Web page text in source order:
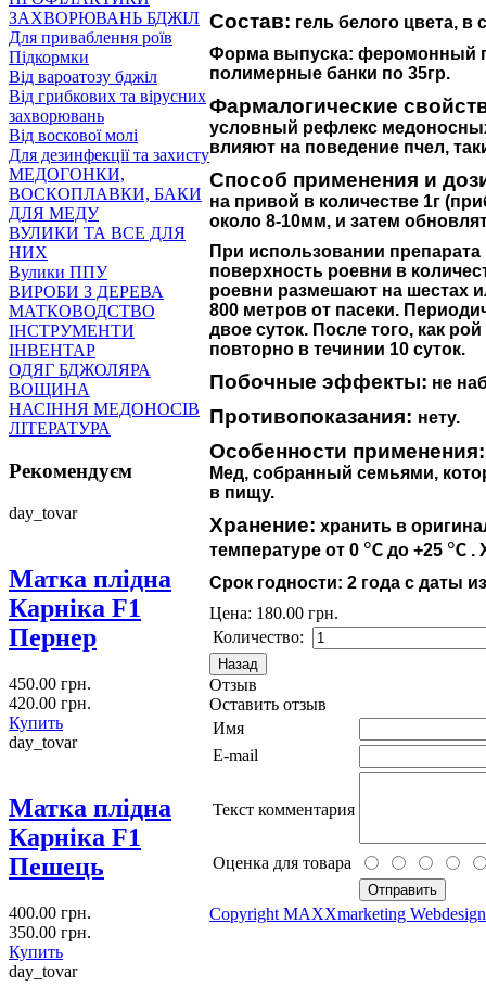
ЗАХВОРЮВАНЬ БДЖІЛ
Для приваблення роїв
Підкормки
Від вароатозу бджіл
Від грибкових та вірусних
захворювань
Від воскової молі
Для дезинфекції та захисту
МЕДОГОНКИ,
ВОСКОПЛАВКИ, БАКИ
ДЛЯ МЕДУ
ВУЛИКИ ТА ВСЕ ДЛЯ
НИХ
Вулики ППУ
ВИРОБИ З ДЕРЕВА
МАТКОВОДСТВО
ІНСТРУМЕНТИ
ІНВЕНТАР
ОДЯГ БДЖОЛЯРА
ВОЩИНА
НАСІННЯ МЕДОНОСІВ
ЛІТЕРАТУРА
Рекомендуєм
day_tovar
Матка плідна
Карніка F1
Пернер
450.00 грн.
420.00 грн.
Купить
day_tovar
Матка плідна
Карніка F1
Пешець
400.00 грн.
350.00 грн.
Купить
day_tovar
Состав: гель белого цвета, в
Форма выпуска: феромонный
полимерные банки по 35гр.
Фармалогические
условный рефлекс
влияют на поведение пчел,
Способ применения и
на привой в количестве 1г
около 8-10мм, и затем
При использовании
поверхность роевни в
роевни размешают на шестах
800 метров от пасеки.
двое суток. После того, как
повторно в течинии 10 суток.
Побочные эффекты: не
Противопоказания: нету.
Особенности применения:
Мед, собранный семьями,
в пищу.
Хранение: хранить в
температуре от 0 °С до +25 °С .
Срок годности: 2 года с даты
Цена: 180.00 грн.
Количество:
Отзыв
Оставить отзыв
Имя
E-mail
Текст комментария
Оценка для товара
Copyright MAXXmarketing